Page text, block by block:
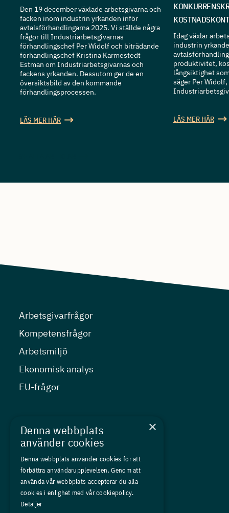
Den 19 december växlade arbetsgivarna och
facken inom industrin yrkanden inför
avtalsförhandlingarna 2025. Vi ställde några
frågor till Industriarbetsgivarnas
förhandlingschef Per Widolf och biträdande
förhandlingschef Kristina Karmestedt
Estman om Industriarbetsgivarnas och
fackens yrkanden. Dessutom ger de en
översiktsbild av den kommande
förhandlingsprocessen.
LÄS MER HÄR
Idag växlar
industrin
produktivitet,
långsiktighet
säger Per
LÄS MER HÄR
Arbetsgivarfrågor
Kompetensfrågor
Arbetsmiljö
Ekonomisk analys
EU-frågor
Kurser
Medlemskap
Om oss
Press
In English
×
Denna webbplats
använder cookies
Denna webbplats använder cookies för att
förbättra användarupplevelsen. Genom att
använda vår webbplats accepterar du alla
cookies i enlighet med vår cookiepolicy.
Detaljer